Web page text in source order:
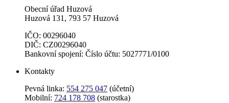
Obecní úřad Huzová
Huzová 131, 793 57 Huzová
IČO: 00296040
DIČ: CZ00296040
Bankovní spojení: Číslo účtu: 5027771/0100
Kontakty
Pevná linka: 554 275 047 (účetní)
Mobilní: 724 178 708 (starostka)